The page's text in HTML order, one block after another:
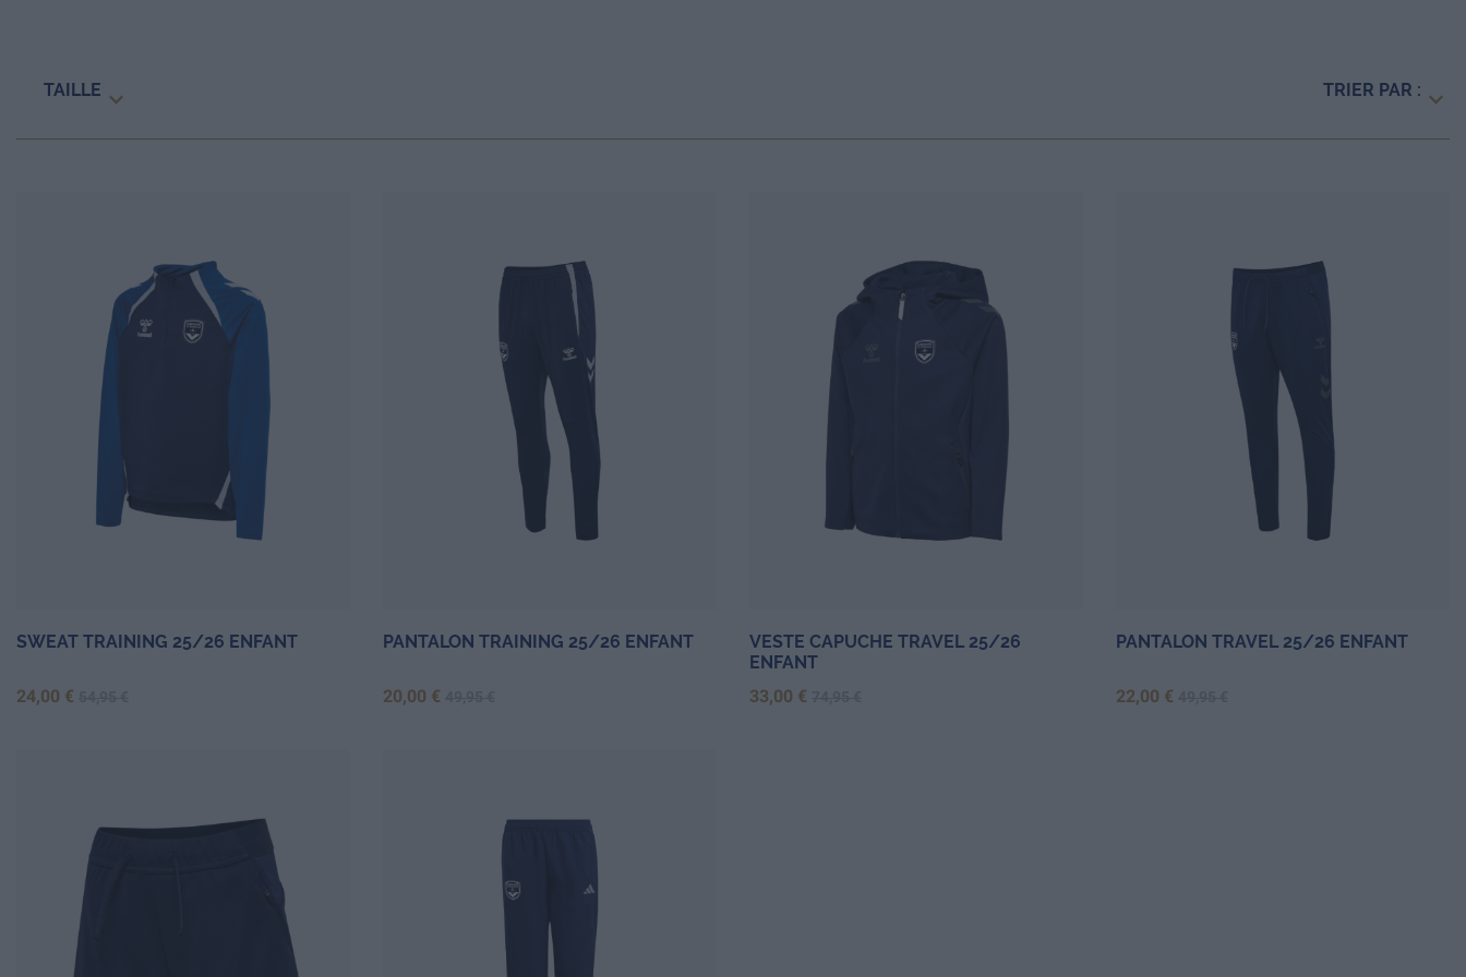
TAILLE TRIER PAR :
SWEAT TRAINING 25/26 ENFANT
Prix
24,00 €
PANTALON TRAINING 25/26 ENFANT
Prix
20,00 €
VESTE CAPUCHE TRAVEL 25/26
ENFANT
Prix
33,00 €
PANTALON TRAVEL 25/26 ENFANT
Prix
22,00 €